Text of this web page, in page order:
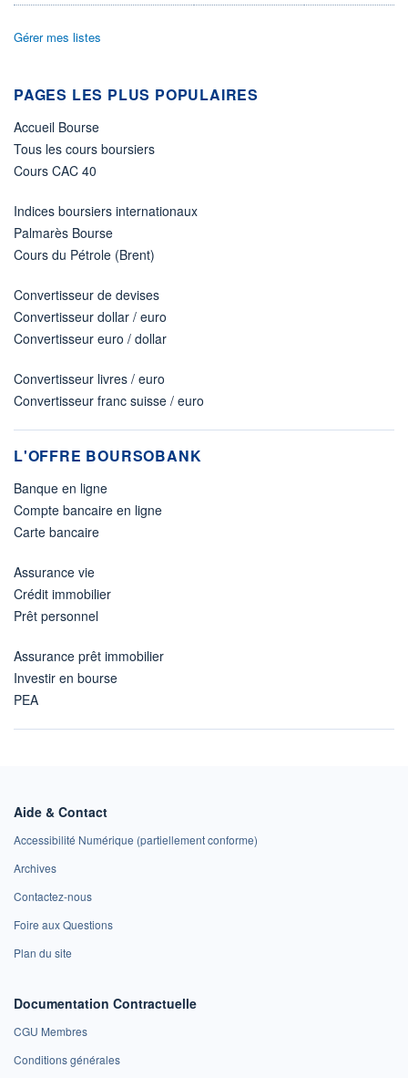
Gérer mes listes
PAGES LES PLUS POPULAIRES
Accueil Bourse
Tous les cours boursiers
Cours CAC 40
Indices boursiers internationaux
Palmarès Bourse
Cours du Pétrole (Brent)
Convertisseur de devises
Convertisseur dollar / euro
Convertisseur euro / dollar
Convertisseur livres / euro
Convertisseur franc suisse / euro
L'OFFRE BOURSOBANK
Banque en ligne
Compte bancaire en ligne
Carte bancaire
Assurance vie
Crédit immobilier
Prêt personnel
Assurance prêt immobilier
Investir en bourse
PEA
Aide & Contact
Accessibilité Numérique (partiellement conforme)
Archives
Contactez-nous
Foire aux Questions
Plan du site
Documentation Contractuelle
CGU Membres
Conditions générales